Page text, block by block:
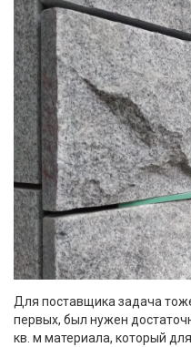
Для поставщика задача
первых, был нужен
кв. м материала, который